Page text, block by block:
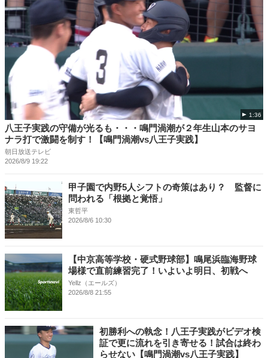
1:36
八王子実践の守備が光るも・・・鳴門渦潮が２年生山本のサヨ
ナラ打で激闘を制す！【鳴門渦潮vs八王子実践】
朝日放送テレビ
2026/8/9 19:22
甲子園で内野5人シフトの奇策はあり？ 監督に
問われる「根拠と覚悟」
東哲平
2026/8/6 10:30
【中京高等学校・硬式野球部】鳴尾浜臨海野球
場様で直前練習完了！いよいよ明日、初戦へ
Yellz（エールズ）
2026/8/8 21:55
初勝利への執念！八王子実践がビデオ検
証で更に流れを引き寄せる！試合は終わ
らせない【鳴門渦潮vs八王子実践】